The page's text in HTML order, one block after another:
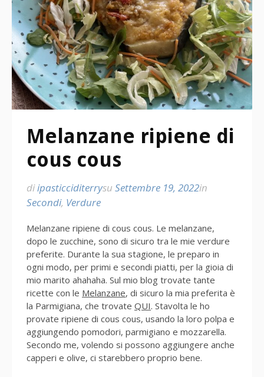
Melanzane ripiene di
cous cous
diipasticciditerrysu Settembre 19, 2022in
Secondi, Verdure
Melanzane ripiene di cous cous. Le melanzane,
dopo le zucchine, sono di sicuro tra le mie verdure
preferite. Durante la sua stagione, le preparo in
ogni modo, per primi e secondi piatti, per la gioia di
mio marito ahahaha. Sul mio blog trovate tante
ricette con le Melanzane, di sicuro la mia preferita è
la Parmigiana, che trovate QUI. Stavolta le ho
provate ripiene di cous cous, usando la loro polpa e
aggiungendo pomodori, parmigiano e mozzarella.
Secondo me, volendo si possono aggiungere anche
capperi e olive, ci starebbero proprio bene.